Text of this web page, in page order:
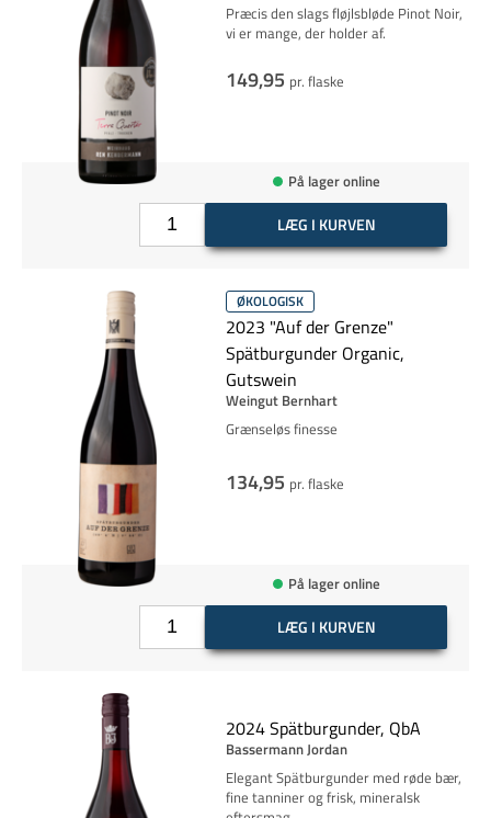
Præcis den slags fløjlsbløde Pinot Noir,
vi er mange, der holder af.
149,95 pr. flaske
På lager online
LÆG I KURVEN
ØKOLOGISK
2023 "Auf der Grenze"
Spätburgunder Organic,
Gutswein
Weingut Bernhart
Grænseløs finesse
134,95 pr. flaske
På lager online
LÆG I KURVEN
2024 Spätburgunder, QbA
Bassermann Jordan
Elegant Spätburgunder med røde bær,
fine tanniner og frisk, mineralsk